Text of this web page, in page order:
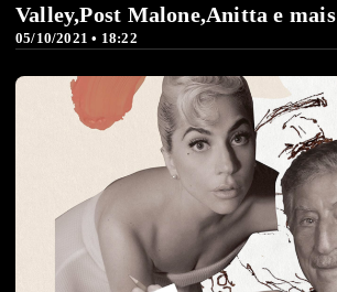
05/10/2021 • 18:22
Valley,Post Malone,Anitta e mais